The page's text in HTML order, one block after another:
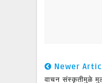
Newer
वाचन संस्कृतीमुळे